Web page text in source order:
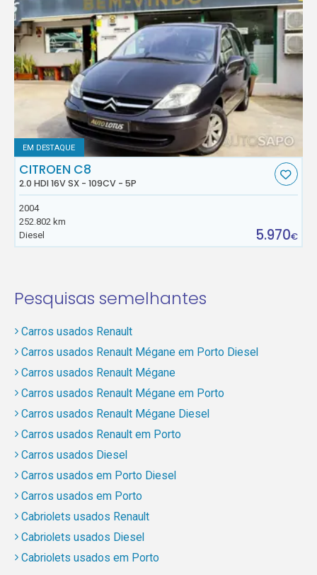
EM DESTAQUE
CITROEN C8
2.0 HDI 16V SX - 109CV - 5P
2004
252.802 km
Diesel
5.970€
Pesquisas semelhantes
Carros usados Renault
Carros usados Renault Mégane em Porto Diesel
Carros usados Renault Mégane
Carros usados Renault Mégane em Porto
Carros usados Renault Mégane Diesel
Carros usados Renault em Porto
Carros usados Diesel
Carros usados em Porto Diesel
Carros usados em Porto
Cabriolets usados Renault
Cabriolets usados Diesel
Cabriolets usados em Porto